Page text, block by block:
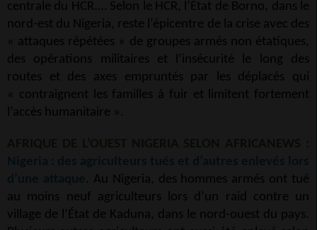
centrale du HCR.… Selon le HCR, l’État de Borno, dans le
nord-est du Nigeria, reste l’épicentre de la crise avec des
« attaques répétées » de groupes armés non étatiques,
des opérations militaires et l’insécurité le long des
routes et des axes empruntés par les déplacés qui
« contraignent les familles à fuir et limitent fortement
l’accès humanitaire ».
. Au Nigeria, des hommes armés ont tué
au moins neuf agriculteurs lors d’un raid contre un
village de l’État de Kaduna, dans le nord-ouest du pays.